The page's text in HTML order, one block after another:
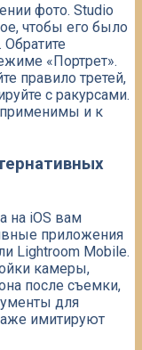
фото. Studio
чтобы его было
«Портрет».
правило третей,
с ракурсами.
применимы и к
на iOS вам
приложения
Lightroom Mobile.
камеры,
после съемки,
для
имитируют